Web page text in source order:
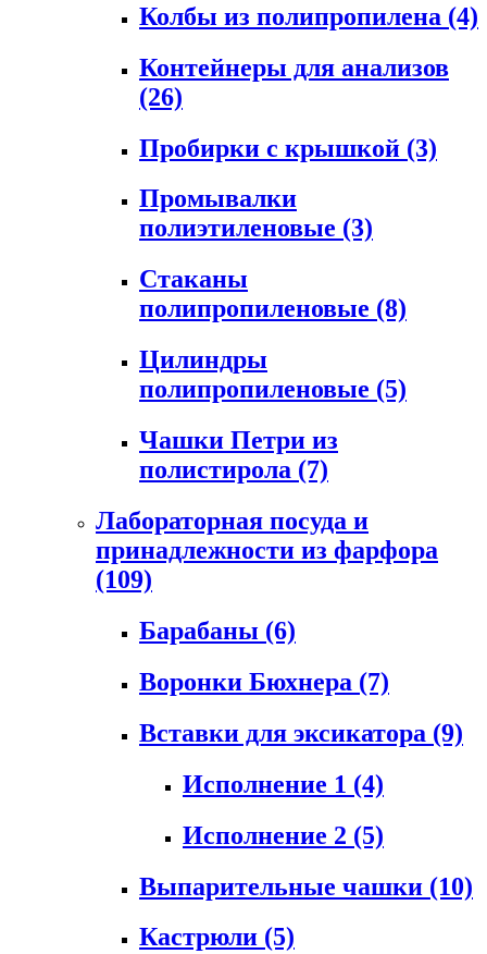
Колбы из полипропилена (4)
Контейнеры для анализов
(26)
Пробирки с крышкой (3)
Промывалки
полиэтиленовые (3)
Стаканы
полипропиленовые (8)
Цилиндры
полипропиленовые (5)
Чашки Петри из
полистирола (7)
Лабораторная посуда и
принадлежности из фарфора
(109)
Барабаны (6)
Воронки Бюхнера (7)
Вставки для эксикатора (9)
Исполнение 1 (4)
Исполнение 2 (5)
Выпарительные чашки (10)
Кастрюли (5)